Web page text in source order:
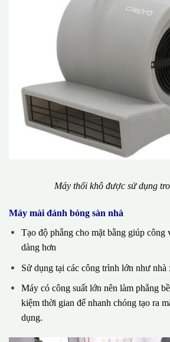
Máy thổi khô được sử dụng
Máy mài đánh bóng sàn nhà
Tạo độ phẵng cho mặt bằng giúp công
dàng hơn
Sử dụng tại các công trình lớn như
Máy có công suất lớn nên làm phẳng
kiệm thời gian để nhanh chóng tạo ra
dụng.